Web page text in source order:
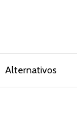
Alternativos